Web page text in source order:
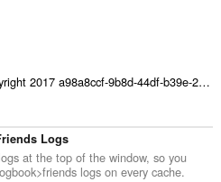
Copyright 2017 a98a8ccf-9b8d-44df-b39e-233d5206573b
Logs
at the top of the window, so you
logs on every cache.